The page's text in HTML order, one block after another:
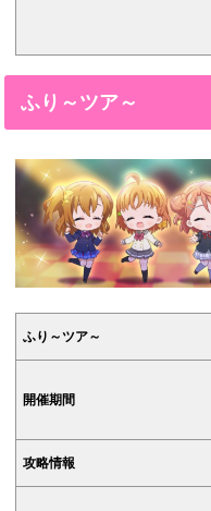
ふり～ツア～
ふり～ツア～
開催期間
攻略情報